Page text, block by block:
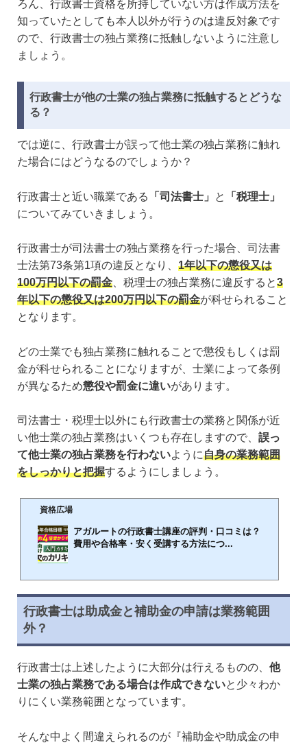
ろん、行政書士資格を所持していない方は作成方法を
知っていたとしても本人以外が行うのは違反対象です
ので、行政書士の独占業務に抵触しないように注意し
ましょう。
行政書士が他の士業の独占業務に抵触するとどうな
る？
では逆に、行政書士が誤って他士業の独占業務に触れ
た場合にはどうなるのでしょうか？
行政書士と近い職業である 「司法書士」 と
「税理士」
についてみていきましょう。
行政書士が司法書士の独占業務を行った場合、司法書
士法第73条第1項の違反となり、 1年以下の懲役又は
100万円以下の罰金 、税理士の独占業務に違反すると3
年以下の懲役又は200万円以下の罰金が科せられること
となります。
どの士業でも独占業務に触れることで懲役もしくは罰
金が科せられることになりますが、士業によって条例
が異なるため懲役や罰金に違いがあります。
司法書士・税理士以外にも行政書士の業務と関係が近
い他士業の独占業務はいくつも存在しますので、 誤っ
て他士業の独占業務を行わないように自身の業務範囲
をしっかりと把握するようにしましょう。
資格広場
アガルートの行政書士講座の評判・口コミは？
費用や合格率・安く受講する方法につ...
官庁などに提出する書類作成や手続きを担っている行政書士は、毎年多くの方が取得を目指し
ている人気の資格です。行政書士になるには行政書士試験を受ける必要があり、合格率は10％
～15％程度だとされています。もちろん独学でも資格を取得できることもありますが、効率的
に合格を目指すのであれば通信講座を受講するのがおすすめです。そこでおすすめなのが、ア
行政書士は助成金と補助金の申請は業務範囲
外？
行政書士は上述したように大部分は行えるものの、 他
士業の独占業務である場合は作成できないと少々わか
りにくい業務範囲となっています。
そんな中よく間違えられるのが『補助金や助成金の申